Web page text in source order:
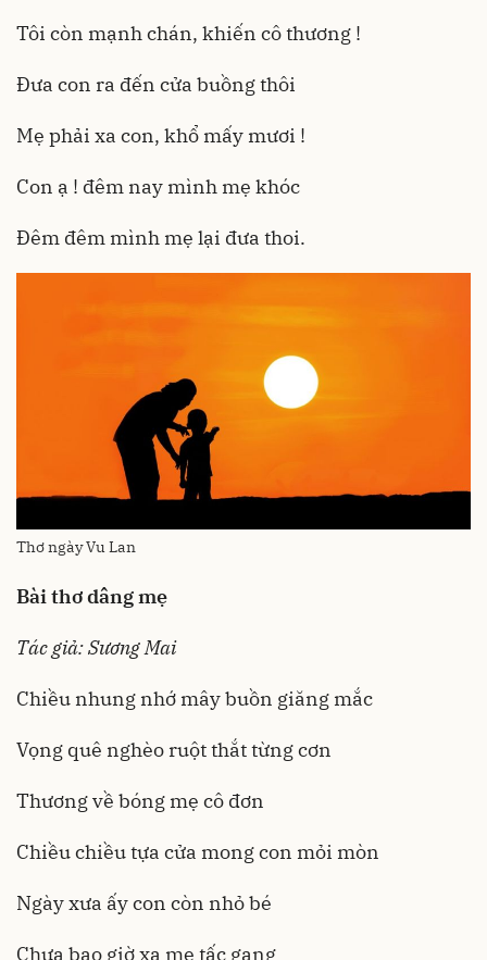
Tôi còn mạnh chán, khiến cô thương !
Đưa con ra đến cửa buồng thôi
Mẹ phải xa con, khổ mấy mươi !
Con ạ ! đêm nay mình mẹ khóc
Đêm đêm mình mẹ lại đưa thoi.
Thơ ngày Vu Lan
Bài thơ dâng mẹ
Tác giả: Sương Mai
Chiều nhung nhớ mây buồn giăng mắc
Vọng quê nghèo ruột thắt từng cơn
Thương về bóng mẹ cô đơn
Chiều chiều tựa cửa mong con mỏi mòn
Ngày xưa ấy con còn nhỏ bé
Chưa bao giờ xa mẹ tấc gang